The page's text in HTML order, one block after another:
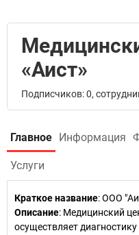
«Аист»
Подписчиков: 0,
Главное Информация
Услуги
Краткое название:ООО
Описание: Медицинский
осуществляет